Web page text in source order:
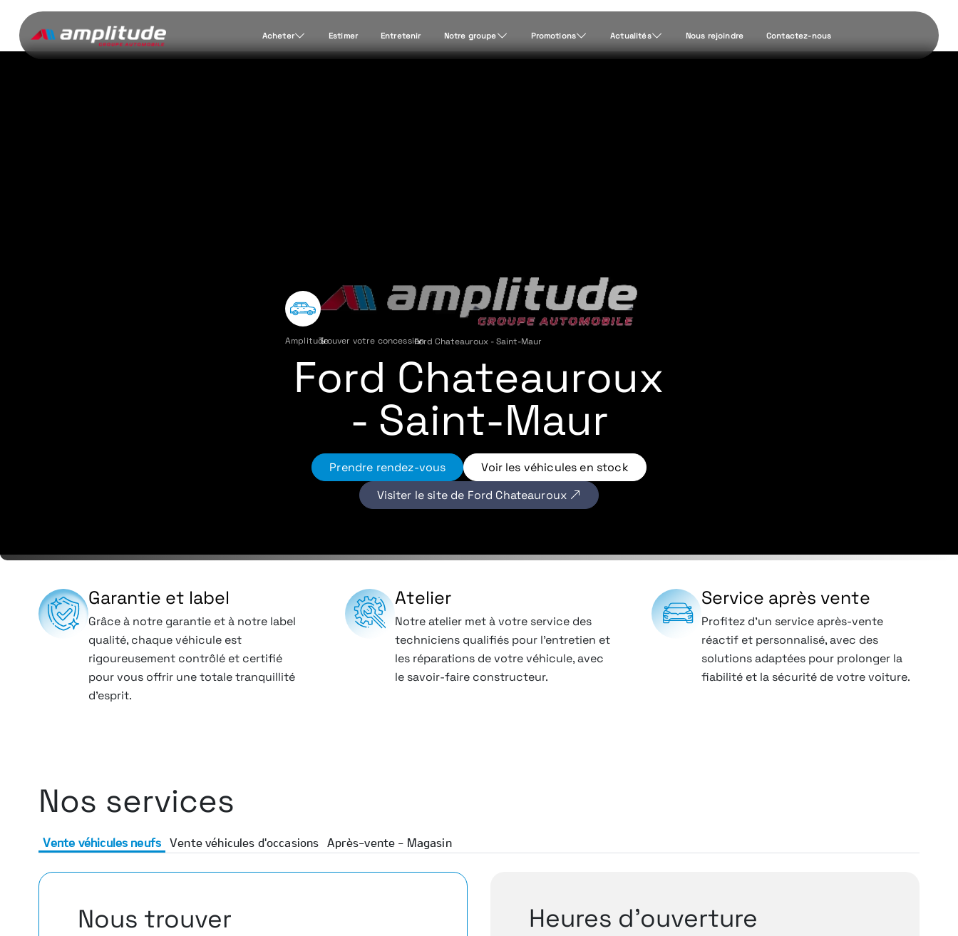
Acheter Estimer Entretenir Notre groupe Promotions Actualités Nous rejoindre Contactez-nous
Amplitude
›
Trouver votre concession
›
Ford Chateauroux - Saint-Maur
Ford Chateauroux
- Saint-Maur
Prendre rendez-vous
Voir les véhicules en stock
Visiter le site de Ford Chateauroux
Garantie et label
Grâce à notre garantie et à notre label
qualité, chaque véhicule est
rigoureusement contrôlé et certifié
pour vous offrir une totale tranquillité
d’esprit.
Atelier
Notre atelier met à votre service des
techniciens qualifiés pour l’entretien et
les réparations de votre véhicule, avec
le savoir-faire constructeur.
Service après vente
Profitez d’un service après-vente
réactif et personnalisé, avec des
solutions adaptées pour prolonger la
fiabilité et la sécurité de votre voiture.
Nos services
Vente véhicules neufs Vente véhicules d'occasions Après-vente - Magasin
Nous trouver Heures d'ouverture